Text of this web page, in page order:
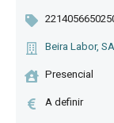
Beira Labor, SA
Presencial
A definir